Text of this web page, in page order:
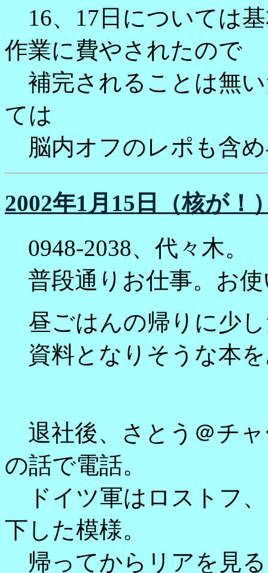
16、17日については
作業に費やされたので
補完されることは無
ては
脳内オフのレポも含
2002年1月15日（核が！
0948-2038、代々木。
普段通りお仕事。お使
昼ごはんの帰りに少
資料となりそうな本
退社後、さとう＠チ
の話で電話。
ドイツ軍はロストフ
下した模様。
帰ってからリアを見